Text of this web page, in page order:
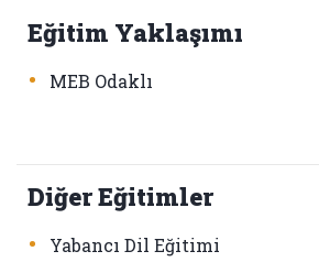
Eğitim Yaklaşımı
• MEB Odaklı
Diğer Eğitimler
• Yabancı Dil Eğitimi